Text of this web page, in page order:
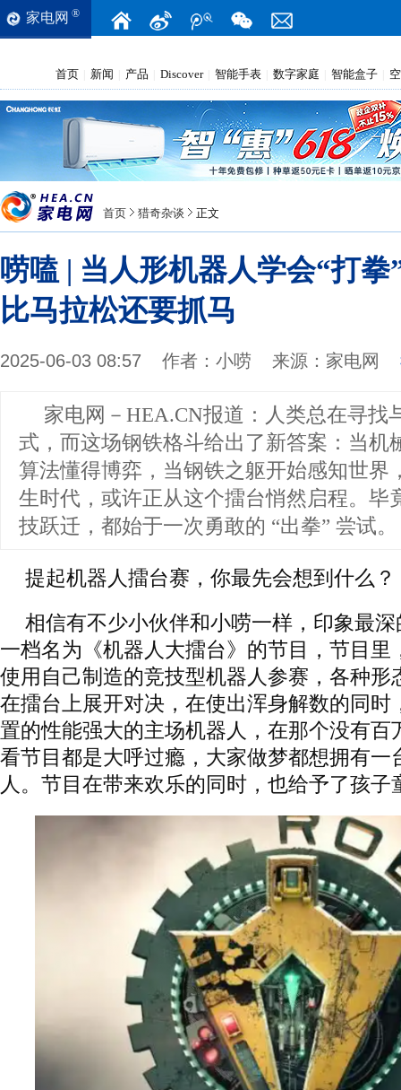
家电网 ®
首页 新闻 产品 Discover 智能手表 数字家庭 智能盒子
首页 猎奇杂谈 正文
唠嗑 | 当人形机器人学会“打拳
比马拉松还要抓马
2025-06-03 08:57 作者： 小唠 来源： 家电网
家电网－HEA.CN报道： 人类总在寻找
式，而这场钢铁格斗给出了新答案：当机
算法懂得博弈，当钢铁之躯开始感知世界
生时代，或许正从这个擂台悄然启程。毕
技跃迁，都始于一次勇敢的 “出拳” 尝试。
提起机器人擂台赛，你最先会想到什么？
相信有不少小伙伴和小唠一样，印象最
一档名为《机器人大擂台》的节目，节目里
使用自己制造的竞技型机器人参赛，各种形
在擂台上展开对决，在使出浑身解数的同时
置的性能强大的主场机器人，在那个没有百
看节目都是大呼过瘾，大家做梦都想拥有一
人。节目在带来欢乐的同时，也给予了孩子